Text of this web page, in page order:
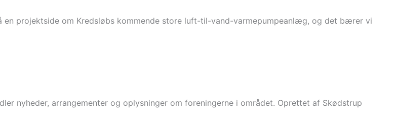
projektside om Kredsløbs kommende store luft-til-vand-varmepumpeanlæg, og det bærer vi
nyheder, arrangementer og oplysninger om foreningerne i området. Oprettet af Skødstrup